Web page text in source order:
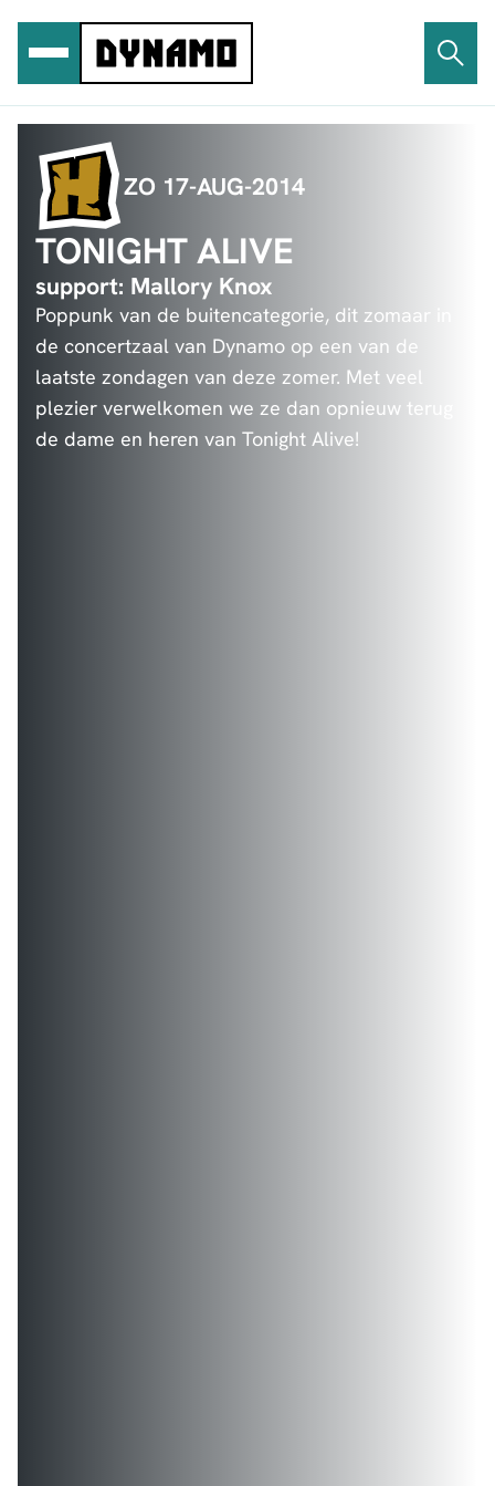
inhoud
ZO 17-AUG-2014
TONIGHT ALIVE
support: Mallory Knox
Poppunk van de buitencategorie, dit zomaar in
de concertzaal van Dynamo op een van de
laatste zondagen van deze zomer. Met veel
plezier verwelkomen we ze dan opnieuw terug
de dame en heren van Tonight Alive!